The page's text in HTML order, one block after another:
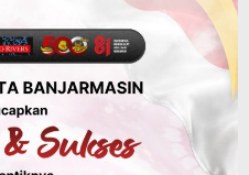
Defisit 170
Triliun Belanja
dari